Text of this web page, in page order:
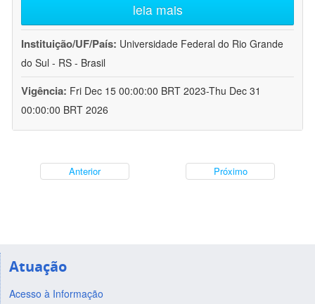
leia mais
Instituição/UF/País: Universidade Federal do Rio Grande
do Sul - RS - Brasil
Vigência: Fri Dec 15 00:00:00 BRT 2023-Thu Dec 31
00:00:00 BRT 2026
Anterior Próximo
Atuação
Acesso à Informação